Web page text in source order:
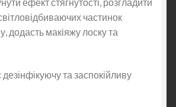
частинок
додасть макіяжу лоску та
та заспокійливу